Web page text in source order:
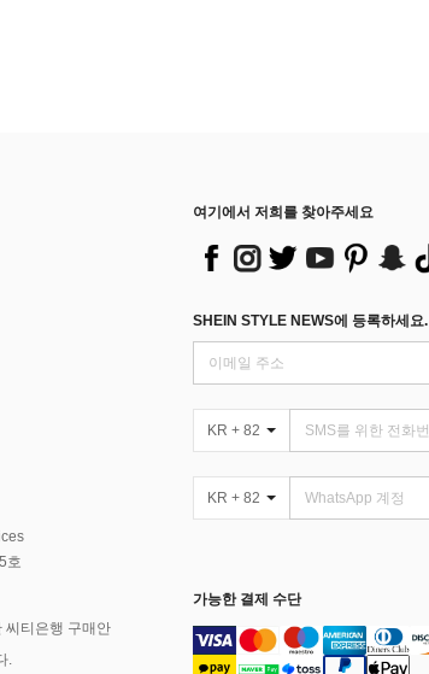
호
씨티은행 구매안
.
여기에서 저희를 찾아주세요
SHEIN STYLE NEWS에 등록하세요.
KR + 82
KR + 82
가능한 결제 수단